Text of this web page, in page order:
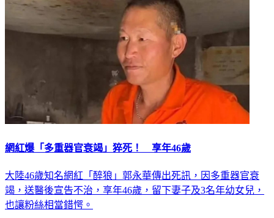
網紅爆「多重器官衰竭」猝死！ 享年46歲
大陸46歲知名網紅「醉狼」郭永華傳出死訊，因多重器官衰
竭，送醫後宣告不治，享年46歲，留下妻子及3名年幼女兒，
也讓粉絲相當錯愕。